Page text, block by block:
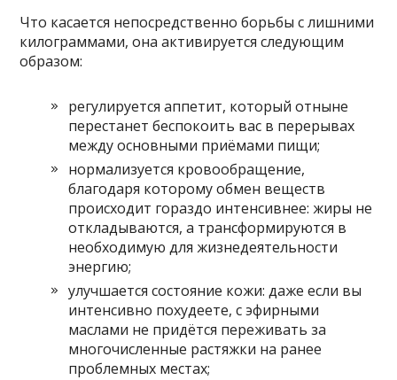
Что касается непосредственно борьбы с лишними
килограммами, она активируется следующим
образом:
регулируется аппетит, который отныне
перестанет беспокоить вас в перерывах
между основными приёмами пищи;
нормализуется кровообращение,
благодаря которому обмен веществ
происходит гораздо интенсивнее: жиры не
откладываются, а трансформируются в
необходимую для жизнедеятельности
энергию;
улучшается состояние кожи: даже если вы
интенсивно похудеете, с эфирными
маслами не придётся переживать за
многочисленные растяжки на ранее
проблемных местах;